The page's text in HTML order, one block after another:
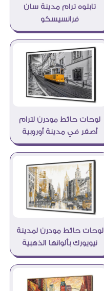
تابلوه ترام مدينة سان
فرانسيسكو
لوحات حائط مودرن لترام
أصفر في مدينة أوروبية
لوحات حائط مودرن لمدينة
نيويورك بألوانها الذهبية